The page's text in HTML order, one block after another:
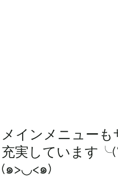
メインメニュー
充実しています
(๑>◡<๑)